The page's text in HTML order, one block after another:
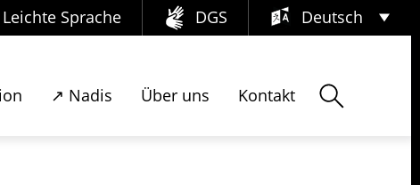
hacer parte de ésta encuesta
Leichte Sprache DGS
Deutsch
العربية ↗ Nadis Über uns Kontakt